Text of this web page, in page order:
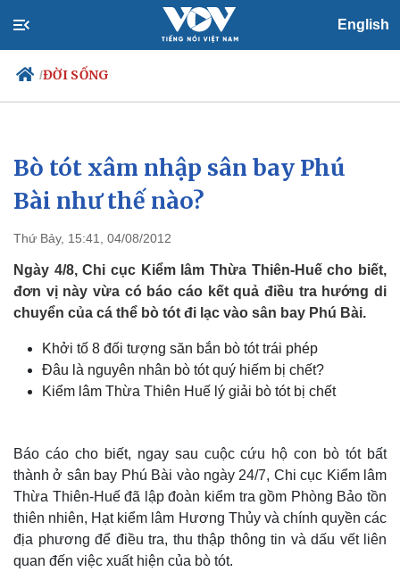
English
/ĐỜI SỐNG
Chính trị
Đảng
Tổ chức nhân sự
Nhận diện sự thật
Xã hội
Việc làm
Biển đảo
Bò tót xâm nhập sân bay Phú
Bài như thế nào?
Thứ Bảy, 15:41, 04/08/2012
Ngày 4/8, Chi cục Kiểm lâm Thừa Thiên-Huế cho biết,
đơn vị này vừa có báo cáo kết quả điều tra hướng di
chuyển của cá thể bò tót đi lạc vào sân bay Phú Bài.
Khởi tố 8 đối tượng săn bắn bò tót trái phép
Đâu là nguyên nhân bò tót quý hiếm bị chết?
Kiểm lâm Thừa Thiên Huế lý giải bò tót bị chết
Báo cáo cho biết, ngay sau cuộc cứu hộ con bò tót bất
thành ở sân bay Phú Bài vào ngày 24/7, Chi cục Kiểm lâm
Thừa Thiên-Huế đã lập đoàn kiểm tra gồm Phòng Bảo tồn
thiên nhiên, Hạt kiểm lâm Hương Thủy và chính quyền các
địa phương để điều tra, thu thập thông tin và dấu vết liên
quan đến việc xuất hiện của bò tót.